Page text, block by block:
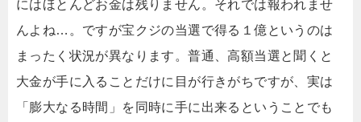
にはほとんどお金は残りません。それでは報われませ
んよね…。ですが宝クジの当選で得る１億というのは
まったく状況が異なります。普通、高額当選と聞くと
大金が手に入ることだけに目が行きがちですが、実は
「膨大なる時間」を同時に手に出来るということでも